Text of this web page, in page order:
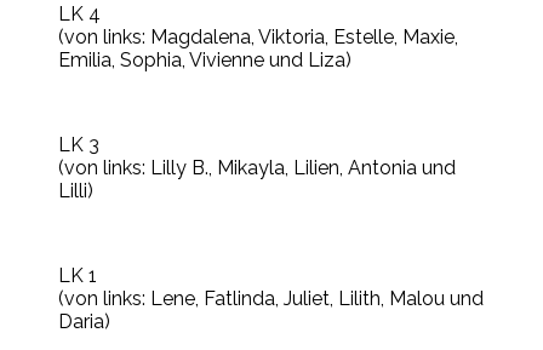
LK 4
(von links: Magdalena, Viktoria, Estelle, Maxie,
Emilia, Sophia, Vivienne und Liza)
LK 3
(von links: Lilly B., Mikayla, Lilien, Antonia und
Lilli)
LK 1
(von links: Lene, Fatlinda, Juliet, Lilith, Malou und
Daria)